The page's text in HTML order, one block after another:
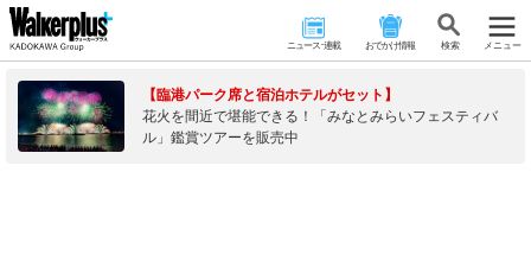
ニュース･連載 おでかけ情報 検 索 メニュー
【臨港パーク席と宿泊ホテルがセット】
花火を間近で堪能できる！「みなとみらいフェスティバ
ル」鑑賞ツアーを販売中